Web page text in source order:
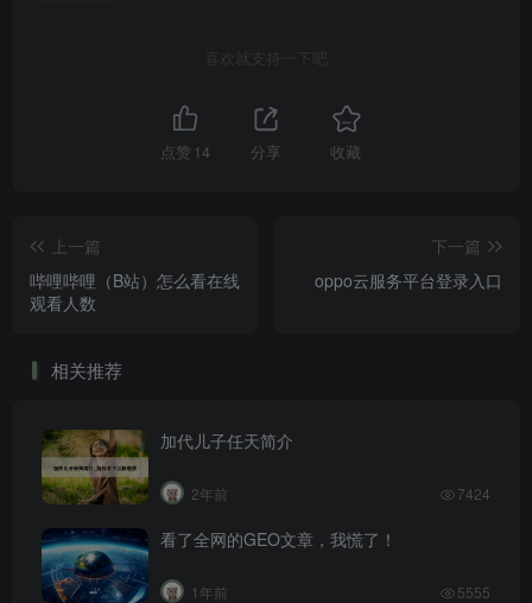
喜欢就支持一下吧
点赞 14 分享 收藏
上一篇
哔哩哔哩（B站）怎么看在线
观看人数
下一篇
oppo云服务平台登录入口
相关推荐
加代儿子任天简介
2年前 7424
看了全网的GEO文章，我慌了！
1年前 5555